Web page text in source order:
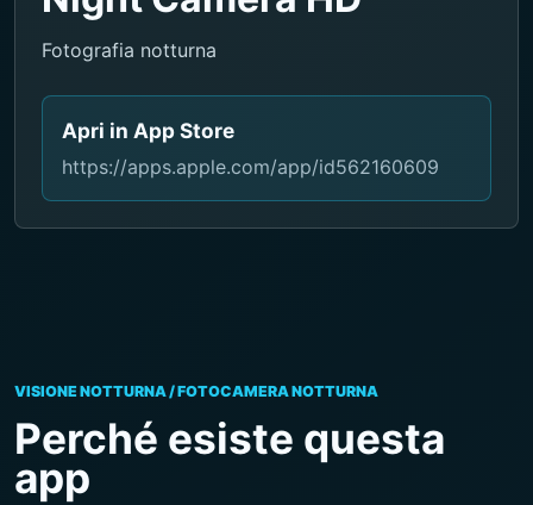
Fotografia notturna
Apri in App Store
https://apps.apple.com/app/id562160609
VISIONE NOTTURNA / FOTOCAMERA NOTTURNA
Perché esiste questa
app